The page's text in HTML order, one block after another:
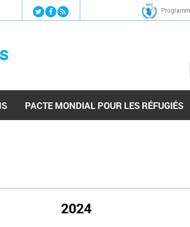
Jump to navigation
PACTE MONDIAL POUR LES RÉFUGIÉS
2024